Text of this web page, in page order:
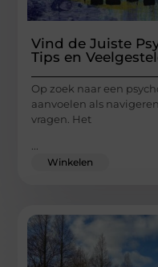
Vind de Juiste
Tips en
Op zoek naar een
aanvoelen als
vragen. Het
...
Winkelen